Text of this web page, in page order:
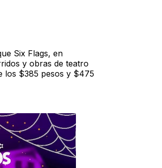
Six Flags, en
y obras de teatro
los $385 pesos y $475